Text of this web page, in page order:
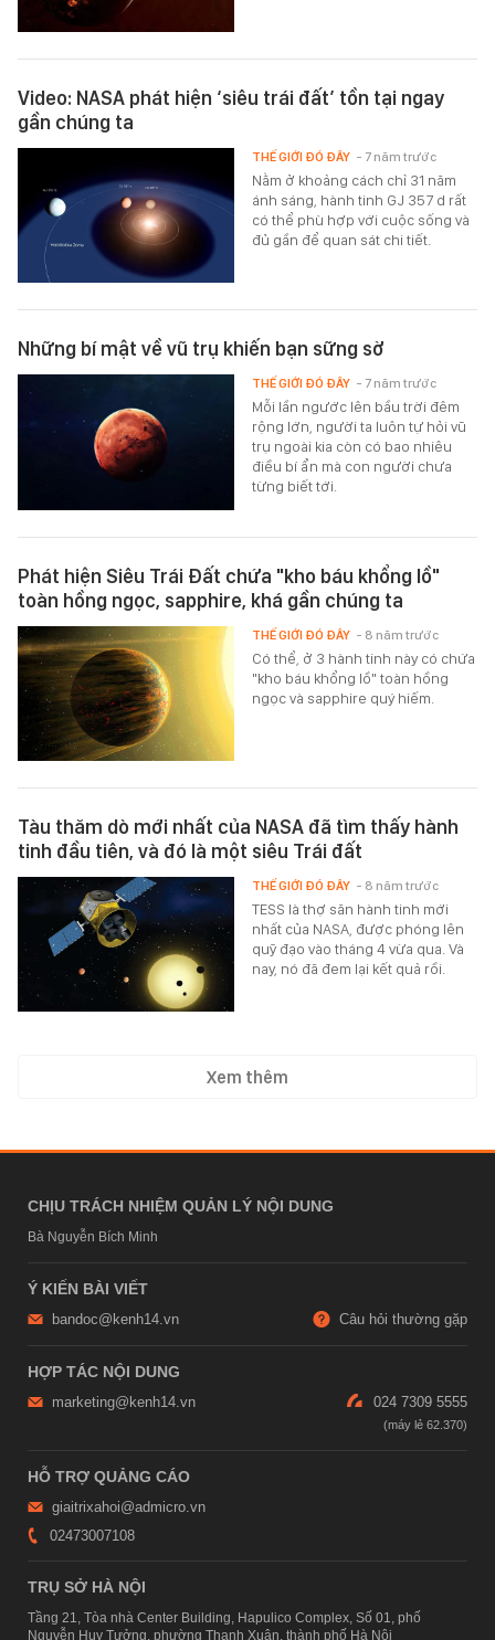
Video: NASA phát hiện ‘siêu trái đất’ tồn tại ngay
gần chúng ta
Nằm ở khoảng cách chỉ 31 năm
ánh sáng, hành tinh GJ 357 d rất
có thể phù hợp với cuộc sống và
đủ gần để quan sát chi tiết.
THẾ GIỚI ĐÓ ĐÂY - 7 năm trước
Những bí mật về vũ trụ khiến bạn sững sờ
Mỗi lần ngước lên bầu trời đêm
rộng lớn, người ta luôn tự hỏi vũ
trụ ngoài kia còn có bao nhiêu
điều bí ẩn mà con người chưa
từng biết tới.
THẾ GIỚI ĐÓ ĐÂY - 7 năm trước
Phát hiện Siêu Trái Đất chứa "kho báu khổng lồ"
toàn hồng ngọc, sapphire, khá gần chúng ta
Có thể, ở 3 hành tinh này có chứa
"kho báu khổng lồ" toàn hồng
ngọc và sapphire quý hiếm.
THẾ GIỚI ĐÓ ĐÂY - 8 năm trước
Tàu thăm dò mới nhất của NASA đã tìm thấy hành
tinh đầu tiên, và đó là một siêu Trái đất
TESS là thợ săn hành tinh mới
nhất của NASA, được phóng lên
quỹ đạo vào tháng 4 vừa qua. Và
nay, nó đã đem lại kết quả rồi.
THẾ GIỚI ĐÓ ĐÂY - 8 năm trước
Xem thêm
CHỊU TRÁCH NHIỆM QUẢN LÝ NỘI DUNG
Bà Nguyễn Bích Minh
Ý KIẾN BÀI VIẾT
bandoc@kenh14.vn Câu hỏi thường gặp
HỢP TÁC NỘI DUNG
marketing@kenh14.vn 024 7309 5555
HỖ TRỢ QUẢNG CÁO
giaitrixahoi@admicro.vn
02473007108
TRỤ SỞ HÀ NỘI
Tầng 21, Tòa nhà Center Building, Hapulico Complex, Số 01, phố
Nguyễn Huy Tưởng, phường Thanh Xuân, thành phố Hà Nội